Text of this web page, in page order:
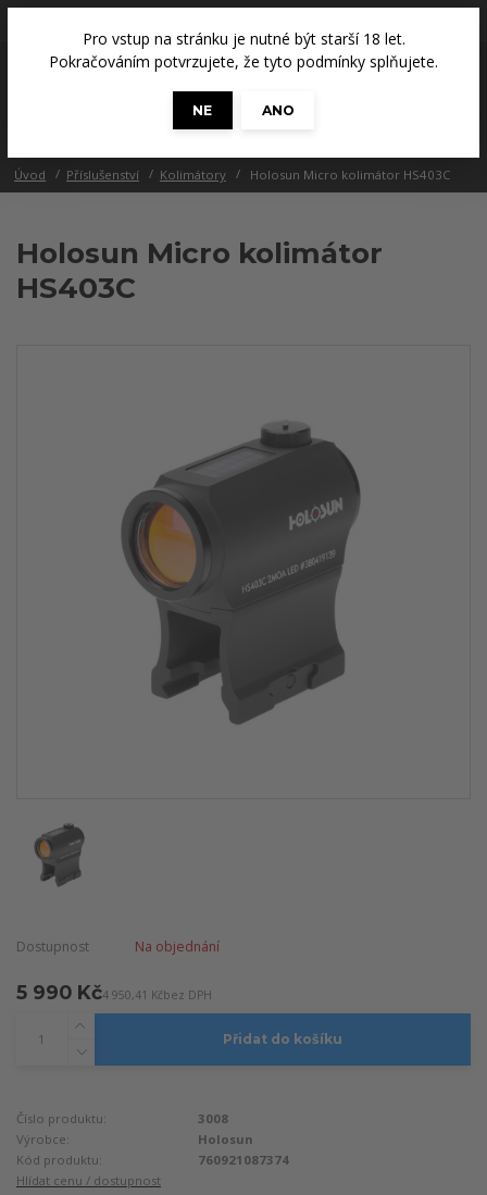
Pro vstup na stránku je nutné být starší 18 let.
Pokračováním potvrzujete, že tyto podmínky splňujete.
NE
ANO
0 Kč
Úvod Příslušenství Kolimátory Holosun Micro kolimátor HS403C
Holosun Micro kolimátor
HS403C
Dostupnost Na objednání
5 990 Kč4 950,41 Kčbez DPH
Přidat do košíku
Číslo produktu:
3008
Výrobce:
Holosun
Kód produktu:
760921087374
Hlídat cenu / dostupnost